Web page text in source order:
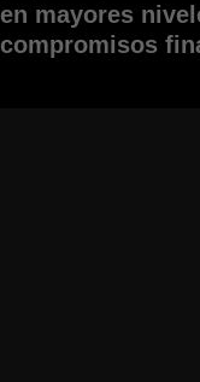
en mayores
compromisos